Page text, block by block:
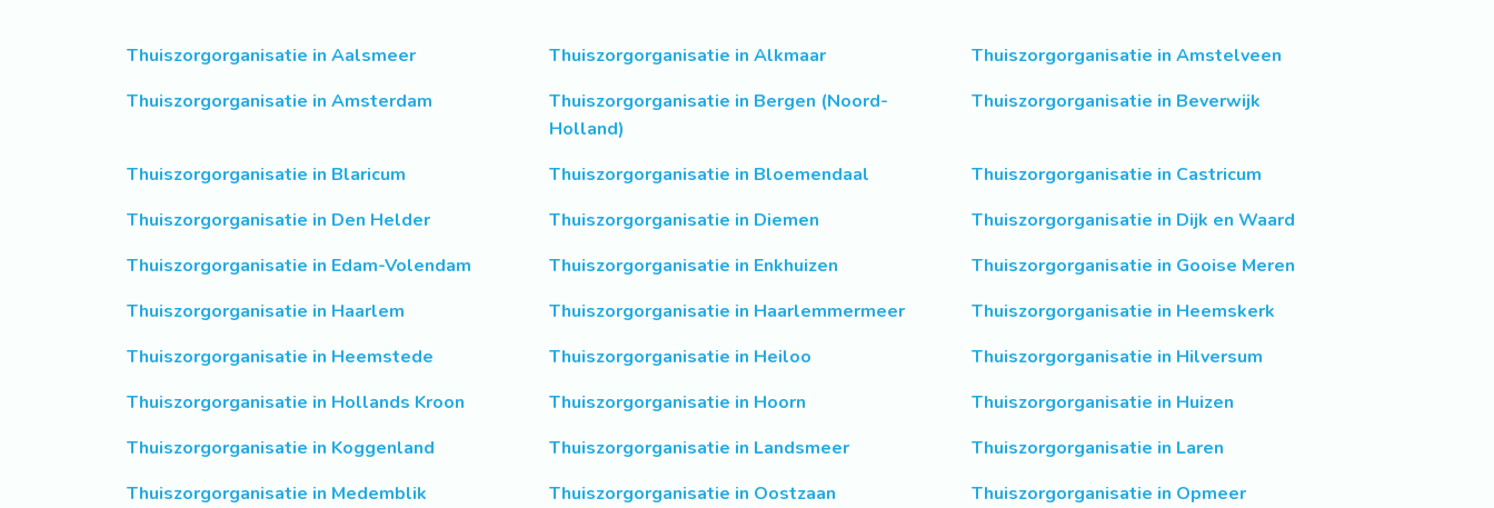
Thuiszorgorganisatie in Aalsmeer Thuiszorgorganisatie in Alkmaar
Thuiszorgorganisatie in Amstelveen
Thuiszorgorganisatie in Amsterdam
Thuiszorgorganisatie in Bergen (Noord-
Holland)
Thuiszorgorganisatie in Beverwijk
Thuiszorgorganisatie in Blaricum Thuiszorgorganisatie in Bloemendaal
Thuiszorgorganisatie in Castricum
Thuiszorgorganisatie in Den Helder
Thuiszorgorganisatie in Diemen
Thuiszorgorganisatie in Dijk en Waard
Thuiszorgorganisatie in Edam-Volendam
Thuiszorgorganisatie in Enkhuizen
Thuiszorgorganisatie in Gooise Meren
Thuiszorgorganisatie in Haarlem
Thuiszorgorganisatie in Haarlemmermeer
Thuiszorgorganisatie in Heemskerk
Thuiszorgorganisatie in Heemstede
Thuiszorgorganisatie in Heiloo
Thuiszorgorganisatie in Hilversum
Thuiszorgorganisatie in Hollands Kroon
Thuiszorgorganisatie in Hoorn
Thuiszorgorganisatie in Huizen
Thuiszorgorganisatie in Koggenland
Thuiszorgorganisatie in Landsmeer
Thuiszorgorganisatie in Laren
Thuiszorgorganisatie in Medemblik
Thuiszorgorganisatie in Oostzaan
Thuiszorgorganisatie in Opmeer